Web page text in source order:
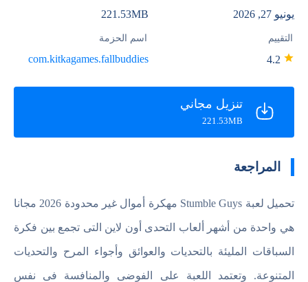
يونيو 27, 2026 221.53MB
التقييم اسم الحزمة
com.kitkagames.fallbuddies
تنزيل مجاني
221.53MB
المراجعة
تحميل لعبة Stumble Guys مهكرة أموال غير محدودة 2026 مجانا
هي واحدة من أشهر ألعاب التحدى أون لاين التى تجمع بين فكرة
السباقات المليئة بالتحديات والعوائق وأجواء المرح والتحديات
المتنوعة. وتعتمد اللعبة على الفوضى والمنافسة فى نفس